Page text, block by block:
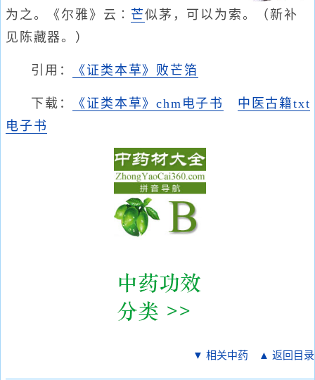
为之。《尔雅》云∶ 芒似茅，可以为索。（新补
见陈藏器。）
引用： 《证类本草》败芒箔
下载： 《证类本草》chm电子书
中医古籍txt
电子书
▼ 相关中药 ▲ 返回目录